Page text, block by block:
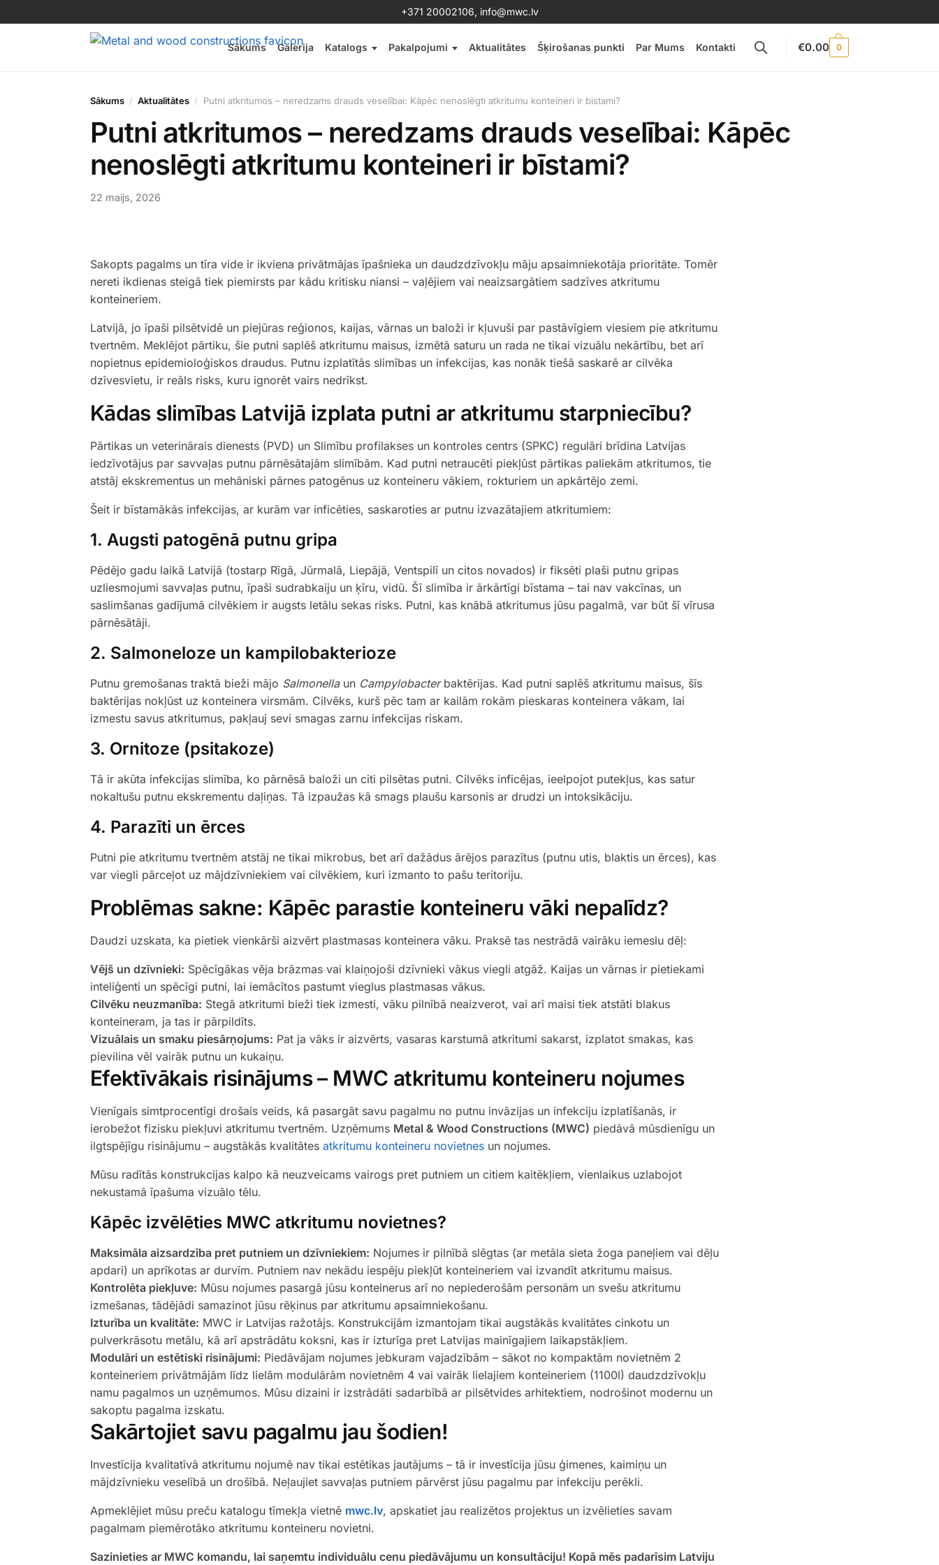
+371 20002106, info@mwc.lv
Sākums Galerija Katalogs Pakalpojumi Aktualitātes Šķirošanas punkti Par Mums Kontakti €0.00 0
Sākums Aktualitātes Putni atkritumos – neredzams drauds veselībai: Kāpēc nenoslēgti atkritumu konteineri ir bīstami?
Putni atkritumos – neredzams drauds veselībai: Kāpēc
nenoslēgti atkritumu konteineri ir bīstami?
22 maijs, 2026
Sakopts pagalms un tīra vide ir ikviena privātmājas īpašnieka un daudzdzīvokļu māju apsaimniekotāja prioritāte. Tomēr
nereti ikdienas steigā tiek piemirsts par kādu kritisku niansi – vaļējiem vai neaizsargātiem sadzīves atkritumu
konteineriem.
Latvijā, jo īpaši pilsētvidē un piejūras reģionos, kaijas, vārnas un baloži ir kļuvuši par pastāvīgiem viesiem pie atkritumu
tvertnēm. Meklējot pārtiku, šie putni saplēš atkritumu maisus, izmētā saturu un rada ne tikai vizuālu nekārtību, bet arī
nopietnus epidemioloģiskos draudus. Putnu izplatītās slimības un infekcijas, kas nonāk tiešā saskarē ar cilvēka
dzīvesvietu, ir reāls risks, kuru ignorēt vairs nedrīkst.
Kādas slimības Latvijā izplata putni ar atkritumu starpniecību?
Pārtikas un veterinārais dienests (PVD) un Slimību profilakses un kontroles centrs (SPKC) regulāri brīdina Latvijas
iedzīvotājus par savvaļas putnu pārnēsātajām slimībām. Kad putni netraucēti piekļūst pārtikas paliekām atkritumos, tie
atstāj ekskrementus un mehāniski pārnes patogēnus uz konteineru vākiem, rokturiem un apkārtējo zemi.
Šeit ir bīstamākās infekcijas, ar kurām var inficēties, saskaroties ar putnu izvazātajiem atkritumiem:
1. Augsti patogēnā putnu gripa
Pēdējo gadu laikā Latvijā (tostarp Rīgā, Jūrmalā, Liepājā, Ventspilī un citos novados) ir fiksēti plaši putnu gripas
uzliesmojumi savvaļas putnu, īpaši sudrabkaiju un ķīru, vidū. Šī slimība ir ārkārtīgi bīstama – tai nav vakcīnas, un
saslimšanas gadījumā cilvēkiem ir augsts letālu sekas risks. Putni, kas knābā atkritumus jūsu pagalmā, var būt šī vīrusa
pārnēsātāji.
2. Salmoneloze un kampilobakterioze
Putnu gremošanas traktā bieži mājo Salmonellaun Campylobacterbaktērijas. Kad putni saplēš atkritumu maisus, šīs
baktērijas nokļūst uz konteinera virsmām. Cilvēks, kurš pēc tam ar kailām rokām pieskaras konteinera vākam, lai
izmestu savus atkritumus, pakļauj sevi smagas zarnu infekcijas riskam.
3. Ornitoze (psitakoze)
Tā ir akūta infekcijas slimība, ko pārnēsā baloži un citi pilsētas putni. Cilvēks inficējas, ieelpojot putekļus, kas satur
nokaltušu putnu ekskrementu daļiņas. Tā izpaužas kā smags plaušu karsonis ar drudzi un intoksikāciju.
4. Parazīti un ērces
Putni pie atkritumu tvertnēm atstāj ne tikai mikrobus, bet arī dažādus ārējos parazītus (putnu utis, blaktis un ērces), kas
var viegli pārceļot uz mājdzīvniekiem vai cilvēkiem, kuri izmanto to pašu teritoriju.
Problēmas sakne: Kāpēc parastie konteineru vāki nepalīdz?
Daudzi uzskata, ka pietiek vienkārši aizvērt plastmasas konteinera vāku. Praksē tas nestrādā vairāku iemeslu dēļ:
Vējš un dzīvnieki: Spēcīgākas vēja brāzmas vai klaiņojoši dzīvnieki vākus viegli atgāž. Kaijas un vārnas ir pietiekami
inteliģenti un spēcīgi putni, lai iemācītos pastumt vieglus plastmasas vākus.
Cilvēku neuzmanība: Stegā atkritumi bieži tiek izmesti, vāku pilnībā neaizverot, vai arī maisi tiek atstāti blakus
konteineram, ja tas ir pārpildīts.
Vizuālais un smaku piesārņojums: Pat ja vāks ir aizvērts, vasaras karstumā atkritumi sakarst, izplatot smakas, kas
pievilina vēl vairāk putnu un kukaiņu.
Efektīvākais risinājums – MWC atkritumu konteineru nojumes
Vienīgais simtprocentīgi drošais veids, kā pasargāt savu pagalmu no putnu invāzijas un infekciju izplatīšanās, ir
ierobežot fizisku piekļuvi atkritumu tvertnēm. Uzņēmums Metal & Wood Constructions (MWC) piedāvā mūsdienīgu un
ilgtspējīgu risinājumu – augstākās kvalitātes atkritumu konteineru novietnesun nojumes.
Mūsu radītās konstrukcijas kalpo kā neuzveicams vairogs pret putniem un citiem kaitēkļiem, vienlaikus uzlabojot
nekustamā īpašuma vizuālo tēlu.
Kāpēc izvēlēties MWC atkritumu novietnes?
Maksimāla aizsardzība pret putniem un dzīvniekiem: Nojumes ir pilnībā slēgtas (ar metāla sieta žoga paneļiem vai dēļu
apdari) un aprīkotas ar durvīm. Putniem nav nekādu iespēju piekļūt konteineriem vai izvandīt atkritumu maisus.
Kontrolēta piekļuve: Mūsu nojumes pasargā jūsu konteinerus arī no nepiederošām personām un svešu atkritumu
izmešanas, tādējādi samazinot jūsu rēķinus par atkritumu apsaimniekošanu.
Izturība un kvalitāte: MWC ir Latvijas ražotājs. Konstrukcijām izmantojam tikai augstākās kvalitātes cinkotu un
pulverkrāsotu metālu, kā arī apstrādātu koksni, kas ir izturīga pret Latvijas mainīgajiem laikapstākļiem.
Modulāri un estētiski risinājumi: Piedāvājam nojumes jebkuram vajadzībām – sākot no kompaktām novietnēm 2
konteineriem privātmājām līdz lielām modulārām novietnēm 4 vai vairāk lielajiem konteineriem (1100l) daudzdzīvokļu
namu pagalmos un uzņēmumos. Mūsu dizaini ir izstrādāti sadarbībā ar pilsētvides arhitektiem, nodrošinot modernu un
sakoptu pagalma izskatu.
Sakārtojiet savu pagalmu jau šodien!
Investīcija kvalitatīvā atkritumu nojumē nav tikai estētikas jautājums – tā ir investīcija jūsu ģimenes, kaimiņu un
mājdzīvnieku veselībā un drošībā. Neļaujiet savvaļas putniem pārvērst jūsu pagalmu par infekciju perēkli.
Apmeklējiet mūsu preču katalogu tīmekļa vietnē mwc.lv, apskatiet jau realizētos projektus un izvēlieties savam
pagalmam piemērotāko atkritumu konteineru novietni.
Sazinieties ar MWC komandu, lai saņemtu individuālu cenu piedāvājumu un konsultāciju! Kopā mēs padarīsim Latviju